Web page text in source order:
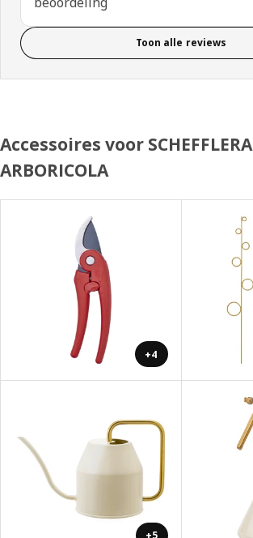
Toon alle reviews
Accessoires voor SCHEFFLERA
ARBORICOLA
+4